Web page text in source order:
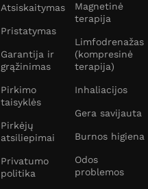
Atsiskaitymas
Pristatymas
Garantija ir
grąžinimas
Pirkimo
taisyklės
Pirkėjų
atsiliepimai
Privatumo
politika
Magnetinė
terapija
Limfodrenažas
(kompresinė
terapija)
Inhaliacijos
Gera savijauta
Burnos higiena
Odos
problemos